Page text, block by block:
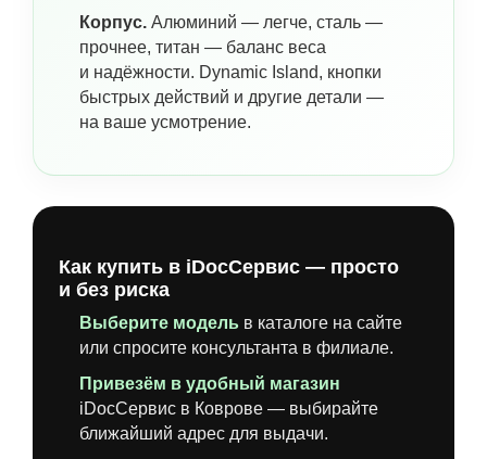
Корпус. Алюминий — легче, сталь —
прочнее, титан — баланс веса
и надёжности. Dynamic Island, кнопки
быстрых действий и другие детали —
на ваше усмотрение.
Как купить в iDocСервис — просто
и без риска
Выберите модель в каталоге на сайте
или спросите консультанта в филиале.
Привезём в удобный магазин
iDocСервис в Коврове — выбирайте
ближайший адрес для выдачи.